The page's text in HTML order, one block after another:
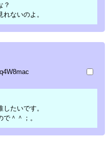
？
ないのよ。
たいです。
＾＾；。